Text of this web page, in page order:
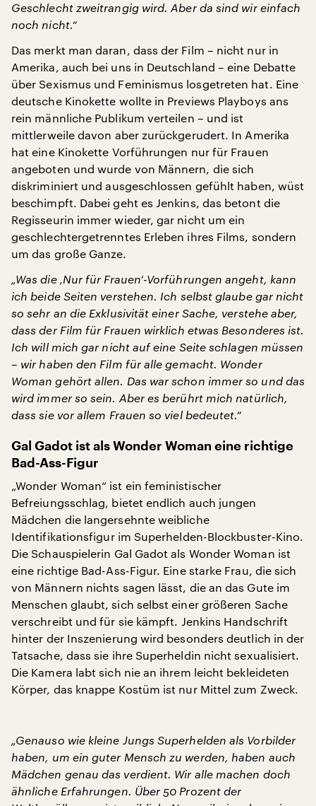
Geschlecht zweitrangig wird. Aber da sind wir einfach
noch nicht.“
Das merkt man daran, dass der Film – nicht nur in
Amerika, auch bei uns in Deutschland – eine Debatte
über Sexismus und Feminismus losgetreten hat. Eine
deutsche Kinokette wollte in Previews Playboys ans
rein männliche Publikum verteilen – und ist
mittlerweile davon aber zurückgerudert. In Amerika
hat eine Kinokette Vorführungen nur für Frauen
angeboten und wurde von Männern, die sich
diskriminiert und ausgeschlossen gefühlt haben, wüst
beschimpft. Dabei geht es Jenkins, das betont die
Regisseurin immer wieder, gar nicht um ein
geschlechtergetrenntes Erleben ihres Films, sondern
um das große Ganze.
„Was die ‚Nur für Frauen‘-Vorführungen angeht, kann
ich beide Seiten verstehen. Ich selbst glaube gar nicht
so sehr an die Exklusivität einer Sache, verstehe aber,
dass der Film für Frauen wirklich etwas Besonderes ist.
Ich will mich gar nicht auf eine Seite schlagen müssen
– wir haben den Film für alle gemacht. Wonder
Woman gehört allen. Das war schon immer so und das
wird immer so sein. Aber es berührt mich natürlich,
dass sie vor allem Frauen so viel bedeutet.“
Gal Gadot ist als Wonder Woman eine richtige
Bad-Ass-Figur
„Wonder Woman“ ist ein feministischer
Befreiungsschlag, bietet endlich auch jungen
Mädchen die langersehnte weibliche
Identifikationsfigur im Superhelden-Blockbuster-Kino.
Die Schauspielerin Gal Gadot als Wonder Woman ist
eine richtige Bad-Ass-Figur. Eine starke Frau, die sich
von Männern nichts sagen lässt, die an das Gute im
Menschen glaubt, sich selbst einer größeren Sache
verschreibt und für sie kämpft. Jenkins Handschrift
hinter der Inszenierung wird besonders deutlich in der
Tatsache, dass sie ihre Superheldin nicht sexualisiert.
Die Kamera labt sich nie an ihrem leicht bekleideten
Körper, das knappe Kostüm ist nur Mittel zum Zweck.
„Genauso wie kleine Jungs Superhelden als Vorbilder
haben, um ein guter Mensch zu werden, haben auch
Mädchen genau das verdient. Wir alle machen doch
ähnliche Erfahrungen. Über 50 Prozent der